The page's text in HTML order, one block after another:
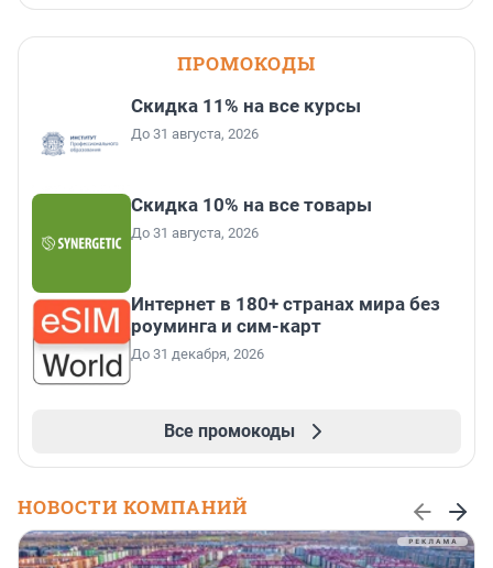
ПРОМОКОДЫ
Скидка 11% на все курсы
До 31 августа, 2026
Скидка 10% на все товары
До 31 августа, 2026
Интернет в 180+ странах мира без
роуминга и сим-карт
До 31 декабря, 2026
Все промокоды
НОВОСТИ КОМПАНИЙ